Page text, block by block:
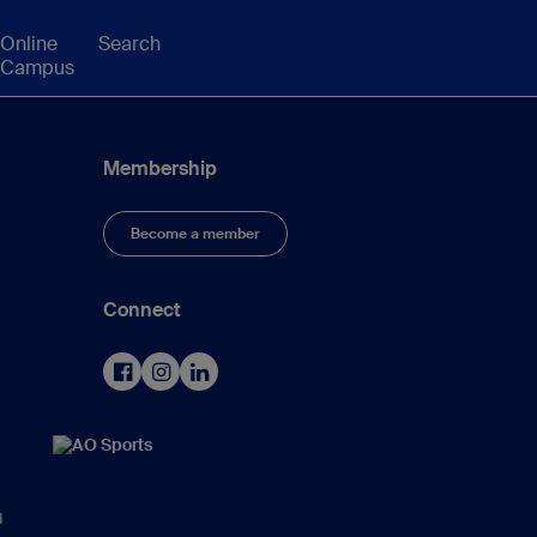
Online
Campus
Search
Membership
Become a member
Connect